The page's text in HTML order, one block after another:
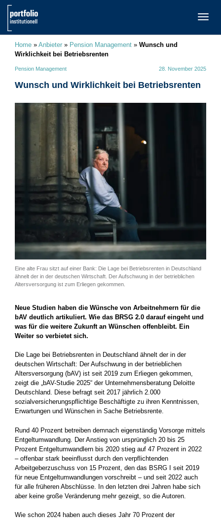
Home » Anbieter » Pension Management » Wunsch und
Wirklichkeit bei Betriebsrenten
Pension Management 28. November 2025
Wunsch und Wirklichkeit bei Betriebsrenten
Eine alte Frau sitzt auf einer Bank: Die Lage bei Betriebsrenten in Deutschland
ähnelt der in der deutschen Wirtschaft. Der Aufschwung in der betrieblichen
Altersversorgung ist zum Erliegen gekommen.
Neue Studien haben die Wünsche von Arbeitnehmern für die
bAV deutlich artikuliert. Wie das BRSG 2.0 darauf eingeht und
was für die weitere Zukunft an Wünschen offenbleibt. Ein
Weiter so verbietet sich.
Die Lage bei Betriebsrenten in Deutschland ähnelt der in der
deutschen Wirtschaft: Der Aufschwung in der betrieblichen
Altersversorgung (bAV) ist seit 2019 zum Erliegen gekommen,
zeigt die „bAV-Studie 2025“ der Unternehmensberatung Deloitte
Deutschland. Diese befragt seit 2017 jährlich 2.000
sozialversicherungspflichtige Beschäftigte zu ihren Kenntnissen,
Erwartungen und Wünschen in Sache Betriebsrente.
Rund 40 Prozent betreiben demnach eigenständig Vorsorge mittels
Entgeltumwandlung. Der Anstieg von ursprünglich 20 bis 25
Prozent Entgeltumwandlern bis 2020 stieg auf 47 Prozent in 2022
– offenbar stark beeinflusst durch den verpflichtenden
Arbeitgeberzuschuss von 15 Prozent, den das BSRG I seit 2019
für neue Entgeltumwandlungen vorschreibt – und seit 2022 auch
für alle früheren Abschlüsse. In den letzten drei Jahren habe sich
aber keine große Veränderung mehr gezeigt, so die Autoren.
Wie schon 2024 haben auch dieses Jahr 70 Prozent der